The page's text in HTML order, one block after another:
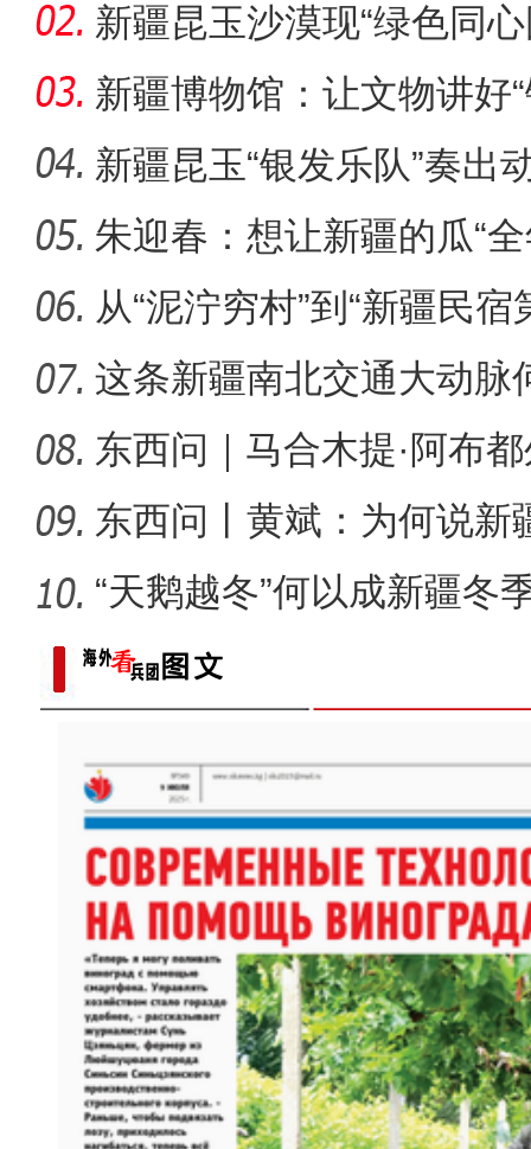
侨乡故事 | 哈班拜的
出“冷门”
新疆昆玉沙漠现“绿色同
生态
新疆博物馆：让文物讲好
新疆昆玉“银发乐队”奏出
朱迎春：想让新疆的瓜“
从“泥泞穷村”到“新疆民
桂
这条新疆南北交通大动脉
度”？
东西问｜马合木提·阿布
何以实
东西问丨黄斌：为何说新
一部交
“天鹅越冬”何以成新疆冬